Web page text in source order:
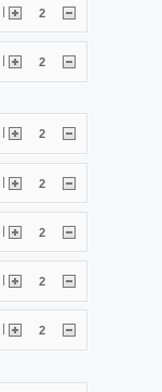
| 2
2
2
| 2
| 2
| 2
2